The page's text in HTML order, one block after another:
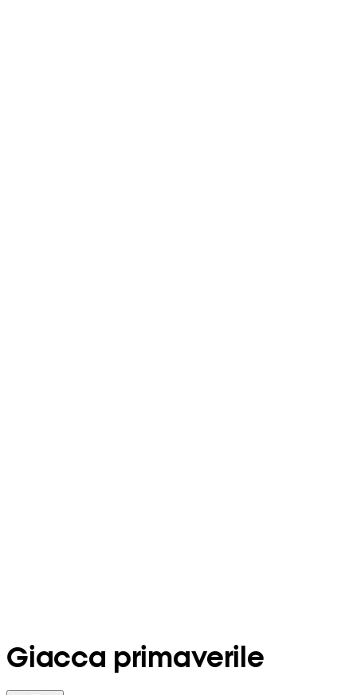
Giacca primaverile